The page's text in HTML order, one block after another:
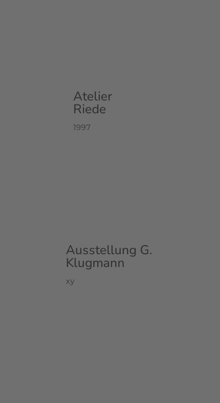
Atelier
Riede
1997
Ausstellung G.
Klugmann
xy